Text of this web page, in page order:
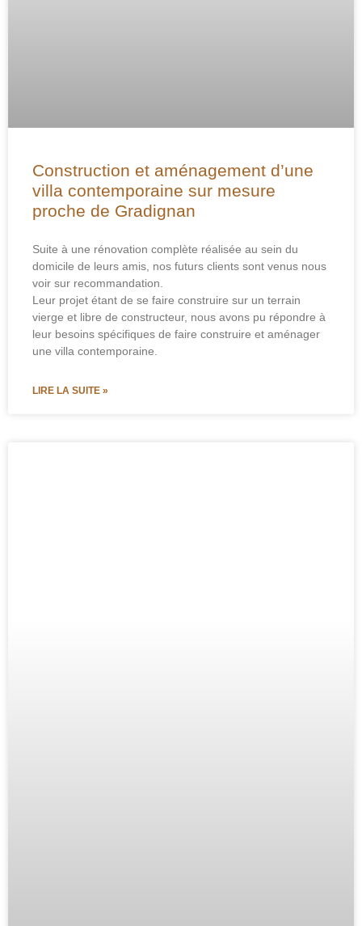
Construction et aménagement d’une
villa contemporaine sur mesure
proche de Gradignan
Suite à une rénovation complète réalisée au sein du
domicile de leurs amis, nos futurs clients sont venus nous
voir sur recommandation.
Leur projet étant de se faire construire sur un terrain
vierge et libre de constructeur, nous avons pu répondre à
leur besoins spécifiques de faire construire et aménager
une villa contemporaine.
LIRE LA SUITE »